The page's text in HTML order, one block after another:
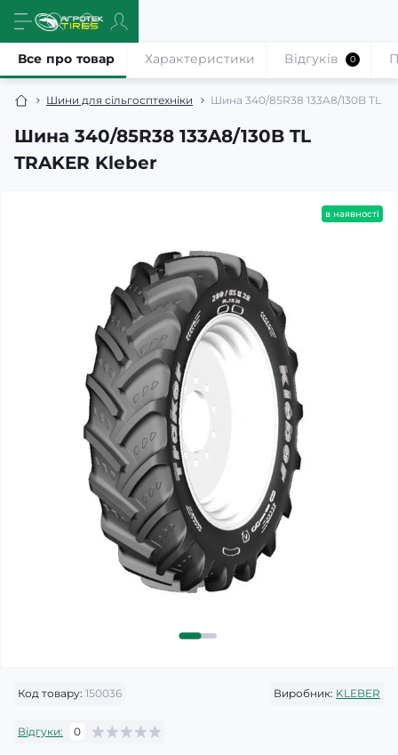
Шини для сільгосптехніки Шина 340/85R38 133A8/130B TL
Шина 340/85R38 133A8/130B TL
TRAKER Kleber
Все про товар Характеристики Відгуків 0
в наявності
Код товару: 150036 Виробник: KLEBER
Відгуки: 0